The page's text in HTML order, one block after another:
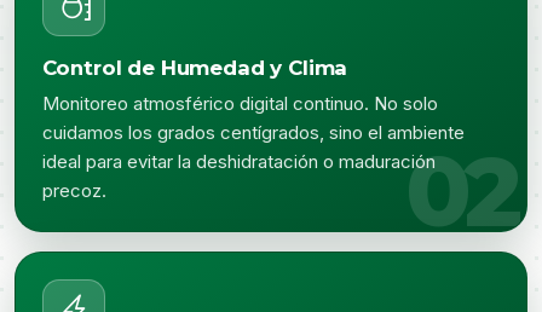
Control de Humedad y Clima
Monitoreo atmosférico digital continuo. No solo
cuidamos los grados centígrados, sino el ambiente
ideal para evitar la deshidratación o maduración
precoz.